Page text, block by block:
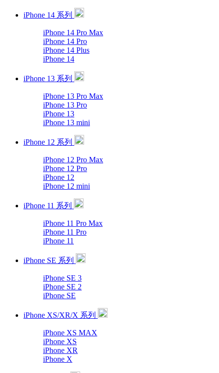
iPhone 14 系列
iPhone 14 Pro Max
iPhone 14 Pro
iPhone 14 Plus
iPhone 14
iPhone 13 系列
iPhone 13 Pro Max
iPhone 13 Pro
iPhone 13
iPhone 13 mini
iPhone 12 系列
iPhone 12 Pro Max
iPhone 12 Pro
iPhone 12
iPhone 12 mini
iPhone 11 系列
iPhone 11 Pro Max
iPhone 11 Pro
iPhone 11
iPhone SE 系列
iPhone SE 3
iPhone SE 2
iPhone SE
iPhone XS/XR/X 系列
iPhone XS MAX
iPhone XS
iPhone XR
iPhone X